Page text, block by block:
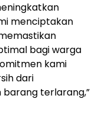
menciptakan
bagi warga
kami
dari
terlarang,”